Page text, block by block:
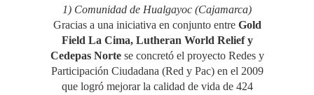
1) Comunidad de Hualgayoc (Cajamarca)
Gracias a una iniciativa en conjunto entre Gold
Field La Cima, Lutheran World Relief y
Cedepas Nortese concretó el proyecto Redes y
Participación Ciudadana (Red y Pac) en el 2009
que logró mejorar la calidad de vida de 424